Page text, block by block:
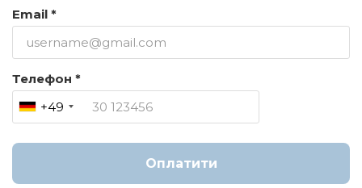
Email *
Телефон *
+49
Оплатити